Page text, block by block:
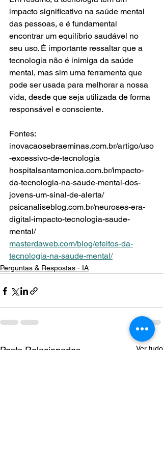
impacto significativo na saúde mental
das pessoas, e é fundamental
encontrar um equilíbrio saudável no
seu uso. É importante ressaltar que a
tecnologia não é inimiga da saúde
mental, mas sim uma ferramenta que
pode ser usada para melhorar a nossa
vida, desde que seja utilizada de forma
responsável e consciente.
Fontes:
inovacaosebraeminas.com.br/artigo/uso
-excessivo-de-tecnologia
hospitalsantamonica.com.br/impacto-
da-tecnologia-na-saude-mental-dos-
jovens-um-sinal-de-alerta/
psicanaliseblog.com.br/neuroses-era-
digital-impacto-tecnologia-saude-
mental/
masterdaweb.com/blog/efeitos-da-
tecnologia-na-saude-mental/
Perguntas & Respostas - IA
Posts Relacionados Ver tudo